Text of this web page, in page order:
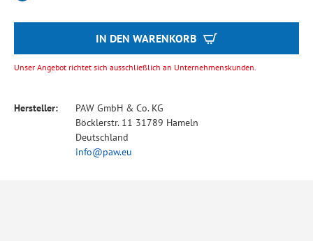
IN DEN WARENKORB
Unser Angebot richtet sich ausschließlich an Unternehmenskunden.
Hersteller:
PAW GmbH & Co. KG
Böcklerstr. 11 31789 Hameln
Deutschland
info@paw.eu